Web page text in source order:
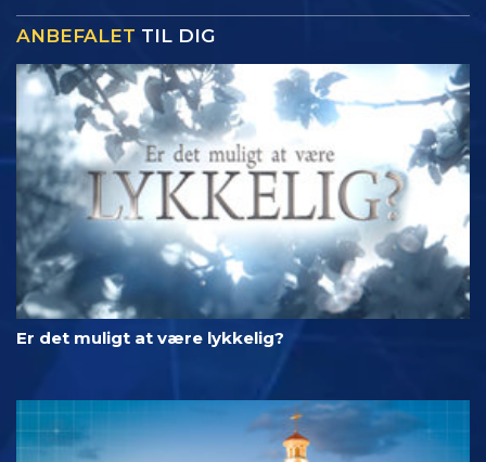
ANBEFALET TIL DIG
Er det muligt at være lykkelig?